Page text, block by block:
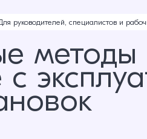
руководителей, специалистов и